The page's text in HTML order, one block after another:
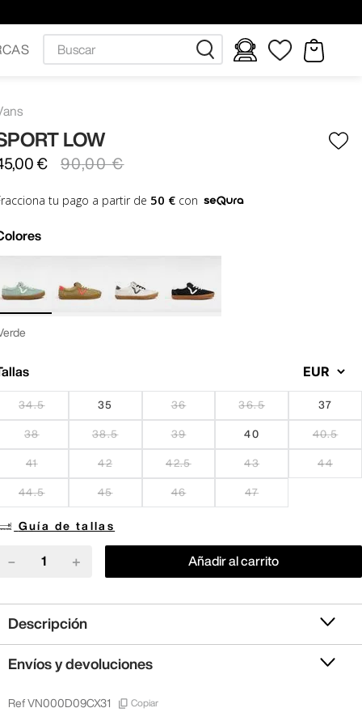
LOW
,00 € 90,00 €
tu pago a partir de 50 €con
34.5 35 36 36.5 37
38 38.5 39 40 40.5
41 42 42.5 43 44
44.5 45 46 47
Guía de tallas
＋
－ Añadir al carrito
Descripción
Envíos y devoluciones
Ref VN000D09CX31 Copiar